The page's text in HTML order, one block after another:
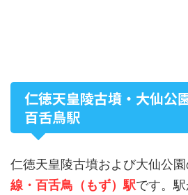
仁徳天皇陵古墳・大仙公
百舌鳥駅
仁徳天皇陵古墳および大仙公
線・百舌鳥（もず）駅です。駅